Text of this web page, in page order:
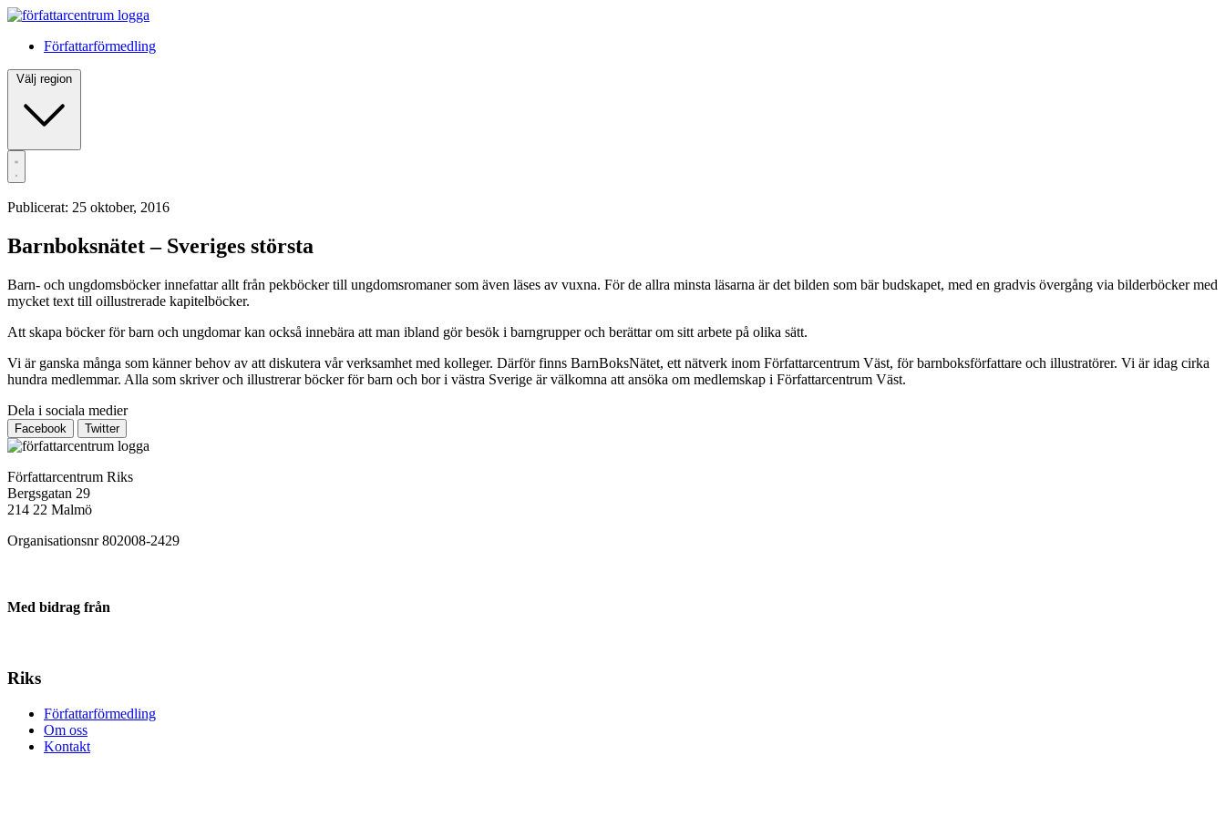
Författarförmedling
Välj region
Publicerat: 25 oktober, 2016
Barnboksnätet – Sveriges största
Barn- och ungdomsböcker innefattar allt från pekböcker till ungdomsromaner som även läses av vuxna. För de allra minsta läsarna är det bilden som bär budskapet, med en gradvis övergång via bilderböcker med
mycket text till oillustrerade kapitelböcker.
Att skapa böcker för barn och ungdomar kan också innebära att man ibland gör besök i barngrupper och berättar om sitt arbete på olika sätt.
Vi är ganska många som känner behov av att diskutera vår verksamhet med kolleger. Därför finns BarnBoksNätet, ett nätverk inom Författarcentrum Väst, för barnboksförfattare och illustratörer. Vi är idag cirka
hundra medlemmar. Alla som skriver och illustrerar böcker för barn och bor i västra Sverige är välkomna att ansöka om medlemskap i Författarcentrum Väst.
Dela i sociala medier
Facebook Twitter
Författarcentrum Riks
Bergsgatan 29
214 22 Malmö
Organisationsnr 802008-2429
Med bidrag från
Riks
Författarförmedling
Om oss
Kontakt